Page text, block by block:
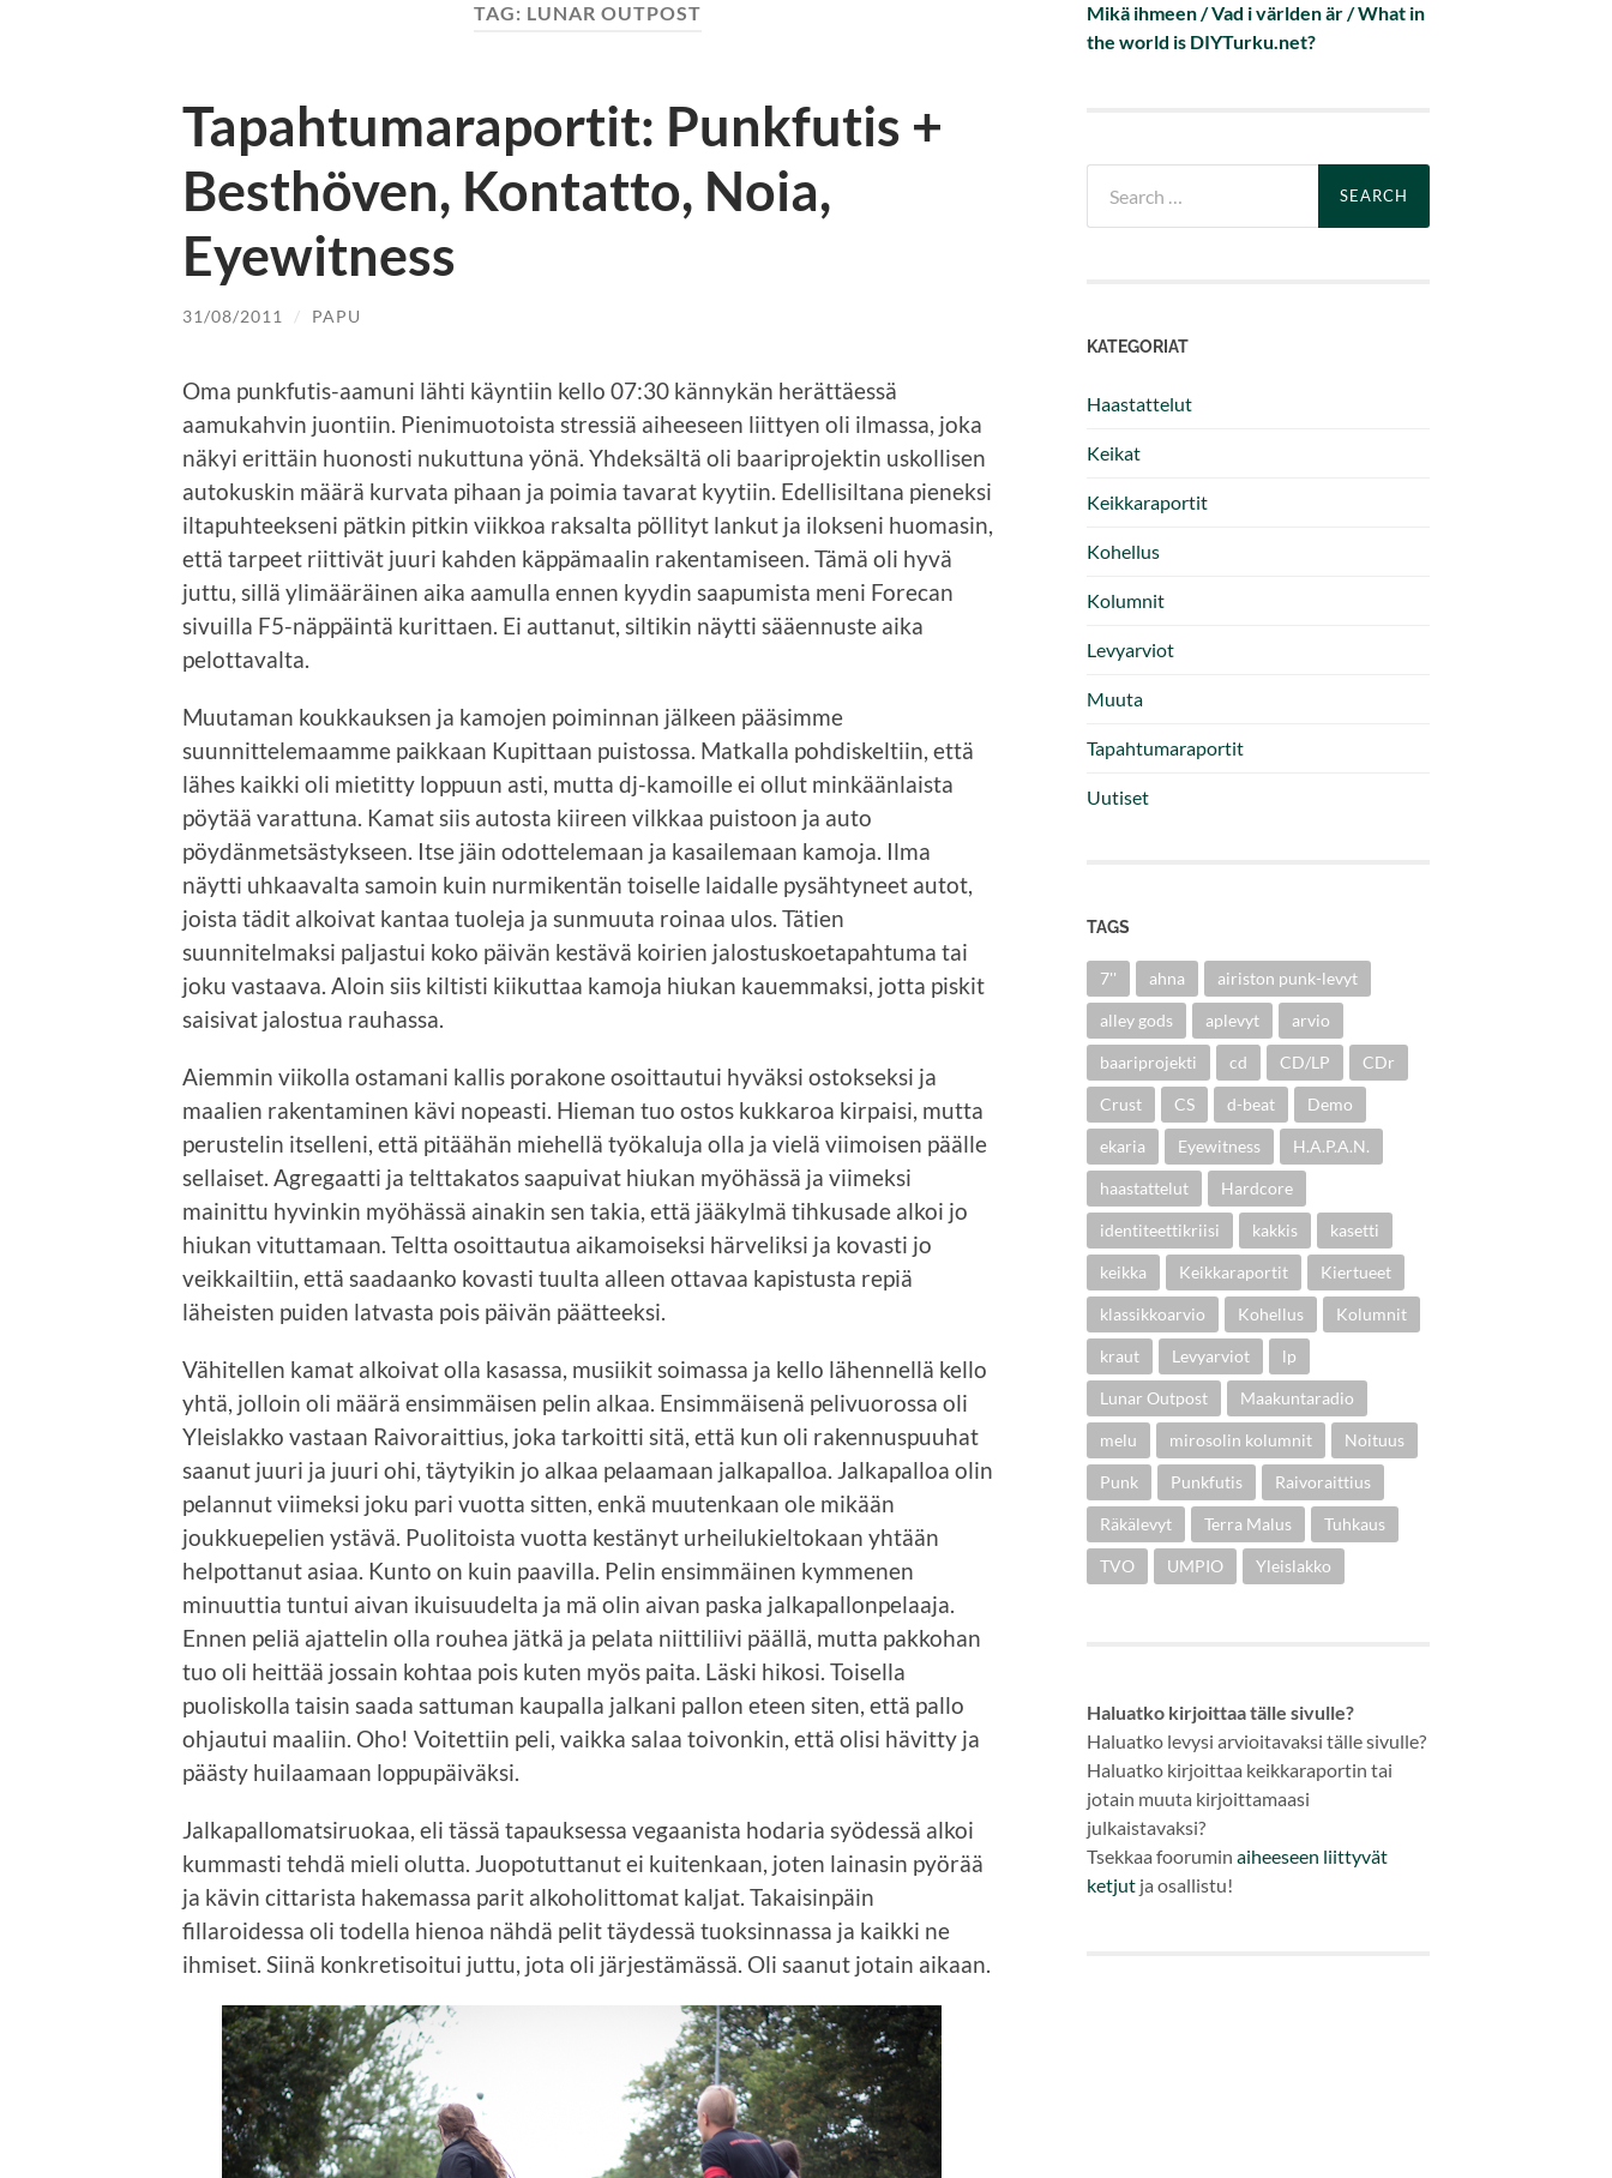
TAG: LUNAR OUTPOST
Tapahtumaraportit: Punkfutis +
Besthöven, Kontatto, Noia,
Eyewitness
31/08/2011 / PAPU
Oma punkfutis-aamuni lähti käyntiin kello 07:30 kännykän herättäessä
aamukahvin juontiin. Pienimuotoista stressiä aiheeseen liittyen oli ilmassa, joka
näkyi erittäin huonosti nukuttuna yönä. Yhdeksältä oli baariprojektin uskollisen
autokuskin määrä kurvata pihaan ja poimia tavarat kyytiin. Edellisiltana pieneksi
iltapuhteekseni pätkin pitkin viikkoa raksalta pöllityt lankut ja ilokseni huomasin,
että tarpeet riittivät juuri kahden käppämaalin rakentamiseen. Tämä oli hyvä
juttu, sillä ylimääräinen aika aamulla ennen kyydin saapumista meni Forecan
sivuilla F5-näppäintä kurittaen. Ei auttanut, siltikin näytti sääennuste aika
pelottavalta.
Muutaman koukkauksen ja kamojen poiminnan jälkeen pääsimme
suunnittelemaamme paikkaan Kupittaan puistossa. Matkalla pohdiskeltiin, että
lähes kaikki oli mietitty loppuun asti, mutta dj-kamoille ei ollut minkäänlaista
pöytää varattuna. Kamat siis autosta kiireen vilkkaa puistoon ja auto
pöydänmetsästykseen. Itse jäin odottelemaan ja kasailemaan kamoja. Ilma
näytti uhkaavalta samoin kuin nurmikentän toiselle laidalle pysähtyneet autot,
joista tädit alkoivat kantaa tuoleja ja sunmuuta roinaa ulos. Tätien
suunnitelmaksi paljastui koko päivän kestävä koirien jalostuskoetapahtuma tai
joku vastaava. Aloin siis kiltisti kiikuttaa kamoja hiukan kauemmaksi, jotta piskit
saisivat jalostua rauhassa.
Aiemmin viikolla ostamani kallis porakone osoittautui hyväksi ostokseksi ja
maalien rakentaminen kävi nopeasti. Hieman tuo ostos kukkaroa kirpaisi, mutta
perustelin itselleni, että pitäähän miehellä työkaluja olla ja vielä viimoisen päälle
sellaiset. Agregaatti ja telttakatos saapuivat hiukan myöhässä ja viimeksi
mainittu hyvinkin myöhässä ainakin sen takia, että jääkylmä tihkusade alkoi jo
hiukan vituttamaan. Teltta osoittautua aikamoiseksi härveliksi ja kovasti jo
veikkailtiin, että saadaanko kovasti tuulta alleen ottavaa kapistusta repiä
läheisten puiden latvasta pois päivän päätteeksi.
Vähitellen kamat alkoivat olla kasassa, musiikit soimassa ja kello lähennellä kello
yhtä, jolloin oli määrä ensimmäisen pelin alkaa. Ensimmäisenä pelivuorossa oli
Yleislakko vastaan Raivoraittius, joka tarkoitti sitä, että kun oli rakennuspuuhat
saanut juuri ja juuri ohi, täytyikin jo alkaa pelaamaan jalkapalloa. Jalkapalloa olin
pelannut viimeksi joku pari vuotta sitten, enkä muutenkaan ole mikään
joukkuepelien ystävä. Puolitoista vuotta kestänyt urheilukieltokaan yhtään
helpottanut asiaa. Kunto on kuin paavilla. Pelin ensimmäinen kymmenen
minuuttia tuntui aivan ikuisuudelta ja mä olin aivan paska jalkapallonpelaaja.
Ennen peliä ajattelin olla rouhea jätkä ja pelata niittiliivi päällä, mutta pakkohan
tuo oli heittää jossain kohtaa pois kuten myös paita. Läski hikosi. Toisella
puoliskolla taisin saada sattuman kaupalla jalkani pallon eteen siten, että pallo
ohjautui maaliin. Oho! Voitettiin peli, vaikka salaa toivonkin, että olisi hävitty ja
päästy huilaamaan loppupäiväksi.
Jalkapallomatsiruokaa, eli tässä tapauksessa vegaanista hodaria syödessä alkoi
kummasti tehdä mieli olutta. Juopotuttanut ei kuitenkaan, joten lainasin pyörää
ja kävin cittarista hakemassa parit alkoholittomat kaljat. Takaisinpäin
fillaroidessa oli todella hienoa nähdä pelit täydessä tuoksinnassa ja kaikki ne
ihmiset. Siinä konkretisoitui juttu, jota oli järjestämässä. Oli saanut jotain aikaan.
Mikä ihmeen / Vad i världen är / What in
the world is DIYTurku.net?
for:
KATEGORIAT
Haastattelut
Keikat
Keikkaraportit
Kohellus
Kolumnit
Levyarviot
Muuta
Tapahtumaraportit
Uutiset
TAGS
7'' ahna airiston punk-levyt
alley gods aplevyt arvio
baariprojekti cd CD/LP CDr
Crust CS d-beat Demo
ekaria Eyewitness H.A.P.A.N.
haastattelut Hardcore
identiteettikriisi kakkis kasetti
keikka Keikkaraportit Kiertueet
klassikkoarvio Kohellus Kolumnit
kraut Levyarviot lp
Lunar Outpost Maakuntaradio
melu mirosolin kolumnit Noituus
Punk Punkfutis Raivoraittius
Räkälevyt Terra Malus Tuhkaus
TVO UMPIO Yleislakko
Haluatko kirjoittaa tälle sivulle?
Haluatko levysi arvioitavaksi tälle sivulle?
Haluatko kirjoittaa keikkaraportin tai
jotain muuta kirjoittamaasi
julkaistavaksi?
Tsekkaa foorumin aiheeseen liittyvät
ketjut ja osallistu!